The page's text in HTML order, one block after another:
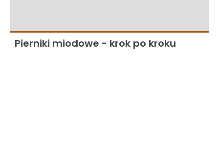
Pierniki miodowe - krok po kroku